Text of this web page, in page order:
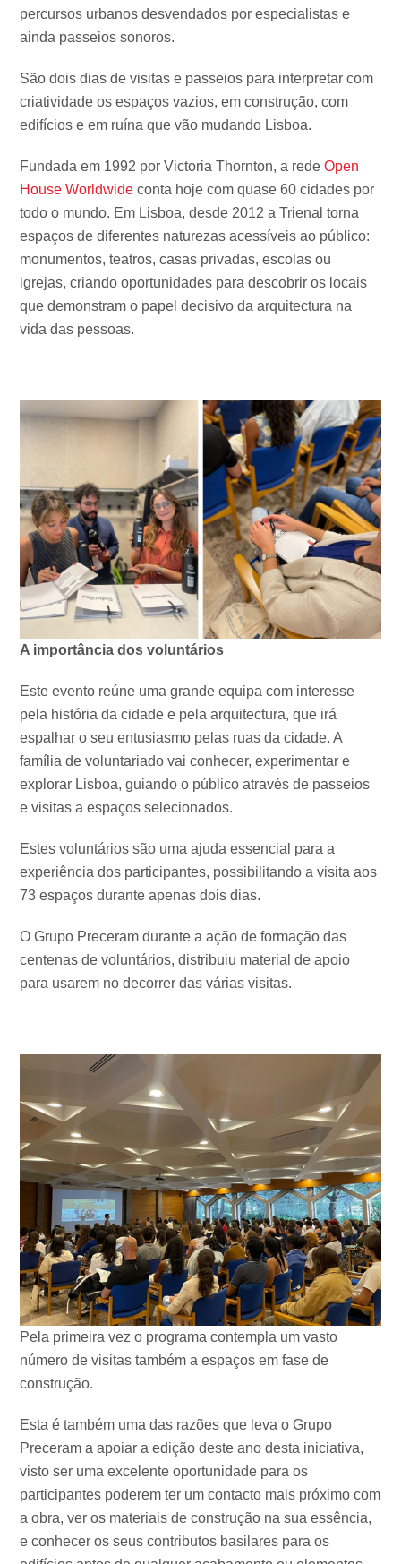
percursos urbanos desvendados por especialistas e
ainda passeios sonoros.
São dois dias de visitas e passeios para interpretar com
criatividade os espaços vazios, em construção, com
edifícios e em ruína que vão mudando Lisboa.
Fundada em 1992 por Victoria Thornton, a redeOpen
House Worldwide conta hoje com quase 60 cidades por
todo o mundo. Em Lisboa, desde 2012 a Trienal torna
espaços de diferentes naturezas acessíveis ao público:
monumentos, teatros, casas privadas, escolas ou
igrejas, criando oportunidades para descobrir os locais
que demonstram o papel decisivo da arquitectura na
vida das pessoas.
A importância dos voluntários
Este evento reúne uma grande equipa com interesse
pela história da cidade e pela arquitectura, que irá
espalhar o seu entusiasmo pelas ruas da cidade. A
família de voluntariado vai conhecer, experimentar e
explorar Lisboa, guiando o público através de passeios
e visitas a espaços selecionados.
Estes voluntários são uma ajuda essencial para a
experiência dos participantes, possibilitando a visita aos
73 espaços durante apenas dois dias.
O Grupo Preceram durante a ação de formação das
centenas de voluntários, distribuiu material de apoio
para usarem no decorrer das várias visitas.
Pela primeira vez o programa contempla um vasto
número de visitas também a espaços em fase de
construção.
Esta é também uma das razões que leva o Grupo
Preceram a apoiar a edição deste ano desta iniciativa,
visto ser uma excelente oportunidade para os
participantes poderem ter um contacto mais próximo com
a obra, ver os materiais de construção na sua essência,
e conhecer os seus contributos basilares para os